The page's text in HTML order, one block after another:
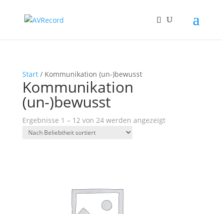
Start/ Kommunikation (un-)bewusst
Kommunikation
(un-)bewusst
Ergebnisse 1 – 12 von 24 werden angezeigtNach